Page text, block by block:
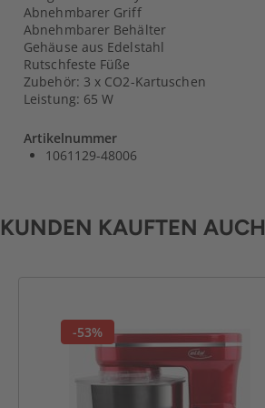
Abnehmbarer Griff
Abnehmbarer Behälter
Gehäuse aus Edelstahl
Rutschfeste Füße
Zubehör: 3 x CO2-Kartuschen
Leistung: 65 W
Artikelnummer
1061129-48006
KUNDEN KAUFTEN AUCH
-53%